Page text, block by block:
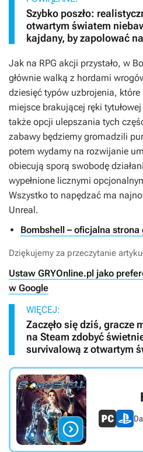
Szybko poszło:
otwartym światem
kajdany, by zapolować
Jak na RPG akcji przystało, w
głównie walką z hordami
dziesięć typów uzbrojenia,
miejsce brakującej ręki
także opcji ulepszania tych
zabawy będziemy gromadzili
potem wydamy na rozwijanie
obiecują sporą swobodę
wypełnione licznymi
Wszystko to napędzać ma
Unreal.
Bombshell – oficjalna strona
Dziękujemy za przeczytanie
Ustaw GRYOnline.pl jako
w Google
WIĘCEJ:
Zaczęło się dziś, gracze
na Steam zdobyć
survivalową z otwartym
